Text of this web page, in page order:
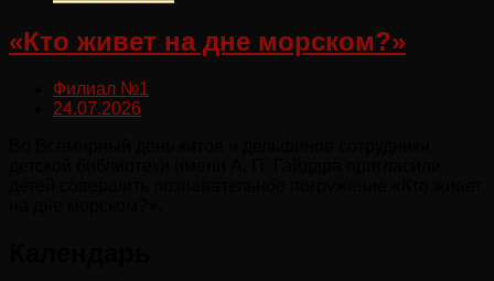
«Кто живет на дне морском?»
Филиал №1
24.07.2026